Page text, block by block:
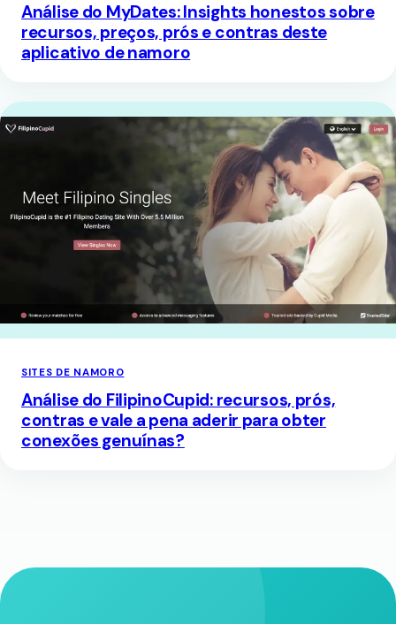
Análise do MyDates: Insights honestos sobre
recursos, preços, prós e contras deste
aplicativo de namoro
SITES DE NAMORO
Análise do FilipinoCupid: recursos, prós,
contras e vale a pena aderir para obter
conexões genuínas?